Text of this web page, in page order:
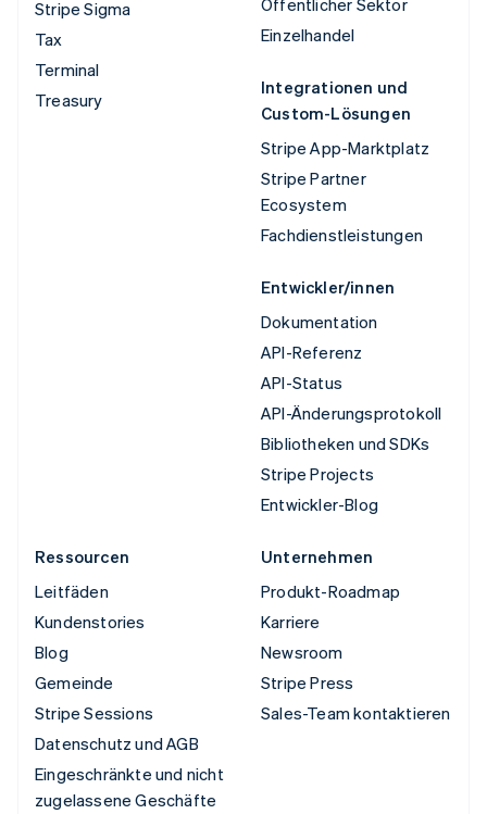
Stripe Sigma
Tax
Terminal
Treasury
Öffentlicher Sektor
Einzelhandel
Integrationen und
Custom-Lösungen
Stripe App-Marktplatz
Stripe Partner
Ecosystem
Fachdienstleistungen
Entwickler/innen
Dokumentation
API-Referenz
API-Status
API-Änderungsprotokoll
Bibliotheken und SDKs
Stripe Projects
Entwickler-Blog
Ressourcen
Leitfäden
Kundenstories
Blog
Gemeinde
Stripe Sessions
Datenschutz und AGB
Eingeschränkte und nicht
zugelassene Geschäfte
Unternehmen
Produkt-Roadmap
Karriere
Newsroom
Stripe Press
Sales-Team kontaktieren